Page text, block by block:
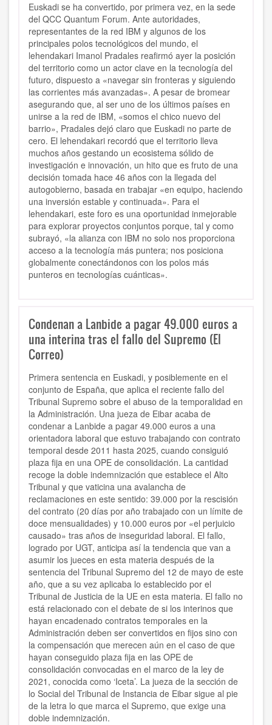
Euskadi se ha convertido, por primera vez, en la sede
del QCC Quantum Forum. Ante autoridades,
representantes de la red IBM y algunos de los
principales polos tecnológicos del mundo, el
lehendakari Imanol Pradales reafirmó ayer la posición
del territorio como un actor clave en la tecnología del
futuro, dispuesto a «navegar sin fronteras y siguiendo
las corrientes más avanzadas». A pesar de bromear
asegurando que, al ser uno de los últimos países en
unirse a la red de IBM, «somos el chico nuevo del
barrio», Pradales dejó claro que Euskadi no parte de
cero. El lehendakari recordó que el territorio lleva
muchos años gestando un ecosistema sólido de
investigación e innovación, un hito que es fruto de una
decisión tomada hace 46 años con la llegada del
autogobierno, basada en trabajar «en equipo, haciendo
una inversión estable y continuada». Para el
lehendakari, este foro es una oportunidad inmejorable
para explorar proyectos conjuntos porque, tal y como
subrayó, «la alianza con IBM no solo nos proporciona
acceso a la tecnología más puntera; nos posiciona
globalmente conectándonos con los polos más
punteros en tecnologías cuánticas».
Condenan a Lanbide a pagar 49.000 euros a
una interina tras el fallo del Supremo (El
Correo)
Primera sentencia en Euskadi, y posiblemente en el
conjunto de España, que aplica el reciente fallo del
Tribunal Supremo sobre el abuso de la temporalidad en
la Administración. Una jueza de Eibar acaba de
condenar a Lanbide a pagar 49.000 euros a una
orientadora laboral que estuvo trabajando con contrato
temporal desde 2011 hasta 2025, cuando consiguió
plaza fija en una OPE de consolidación. La cantidad
recoge la doble indemnización que establece el Alto
Tribunal y que vaticina una avalancha de
reclamaciones en este sentido: 39.000 por la rescisión
del contrato (20 días por año trabajado con un límite de
doce mensualidades) y 10.000 euros por «el perjuicio
causado» tras años de inseguridad laboral. El fallo,
logrado por UGT, anticipa así la tendencia que van a
asumir los jueces en esta materia después de la
sentencia del Tribunal Supremo del 12 de mayo de este
año, que a su vez aplicaba lo establecido por el
Tribunal de Justicia de la UE en esta materia. El fallo no
está relacionado con el debate de si los interinos que
hayan encadenado contratos temporales en la
Administración deben ser convertidos en fijos sino con
la compensación que merecen aún en el caso de que
hayan conseguido plaza fija en las OPE de
consolidación convocadas en el marco de la ley de
2021, conocida como ‘Iceta’. La jueza de la sección de
lo Social del Tribunal de Instancia de Eibar sigue al pie
de la letra lo que marca el Supremo, que exige una
doble indemnización.